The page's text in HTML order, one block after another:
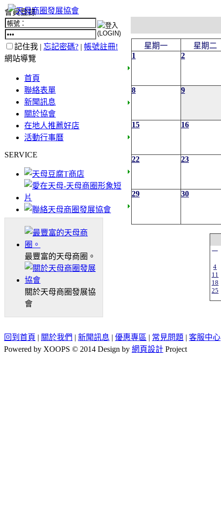
會員登錄
記住我 | 忘記密碼? | 帳號註冊!
網站導覽
首頁
聯絡表單
新聞訊息
關於協會
在地人推薦好店
活動行事曆
SERVICE
最豐富的天母商圈。
關於天母商圈發展協
會
星期一
星期二
1
2
8 9
15 16
22 23
29 30
一
4
11
18
25
回到首頁 | 關於我們 | 新聞訊息 | 優惠專區 | 常見問題 | 客服中心
Powered by XOOPS © 2014 Design by 網頁設計 Project